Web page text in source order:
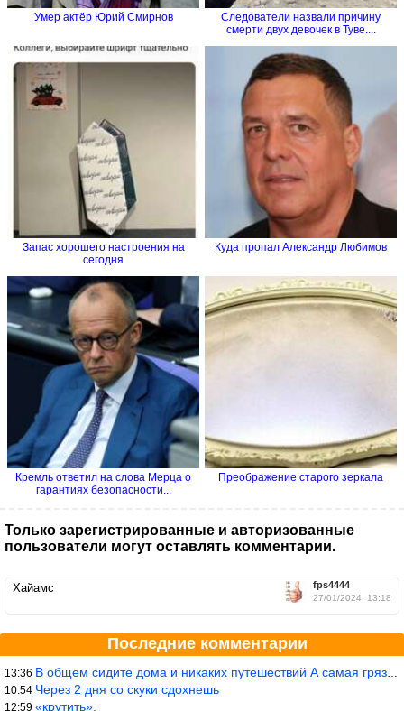
Умер актёр Юрий Смирнов
Следователи назвали причину
смерти двух девочек в Туве....
Запас хорошего настроения на
сегодня
Куда пропал Александр Любимов
Кремль ответил на слова Мерца о
гарантиях безопасности...
Преображение старого зеркала
Только зарегистрированные и авторизованные
пользователи могут оставлять комментарии.
fps4444
27/01/2024, 13:18
Хайамс
Последние комментарии
13:36 В общем сидите дома и никаких путешествий А самая грязная в от
10:54 Через 2 дня со скуки сдохнешь
12:59 «крутить».